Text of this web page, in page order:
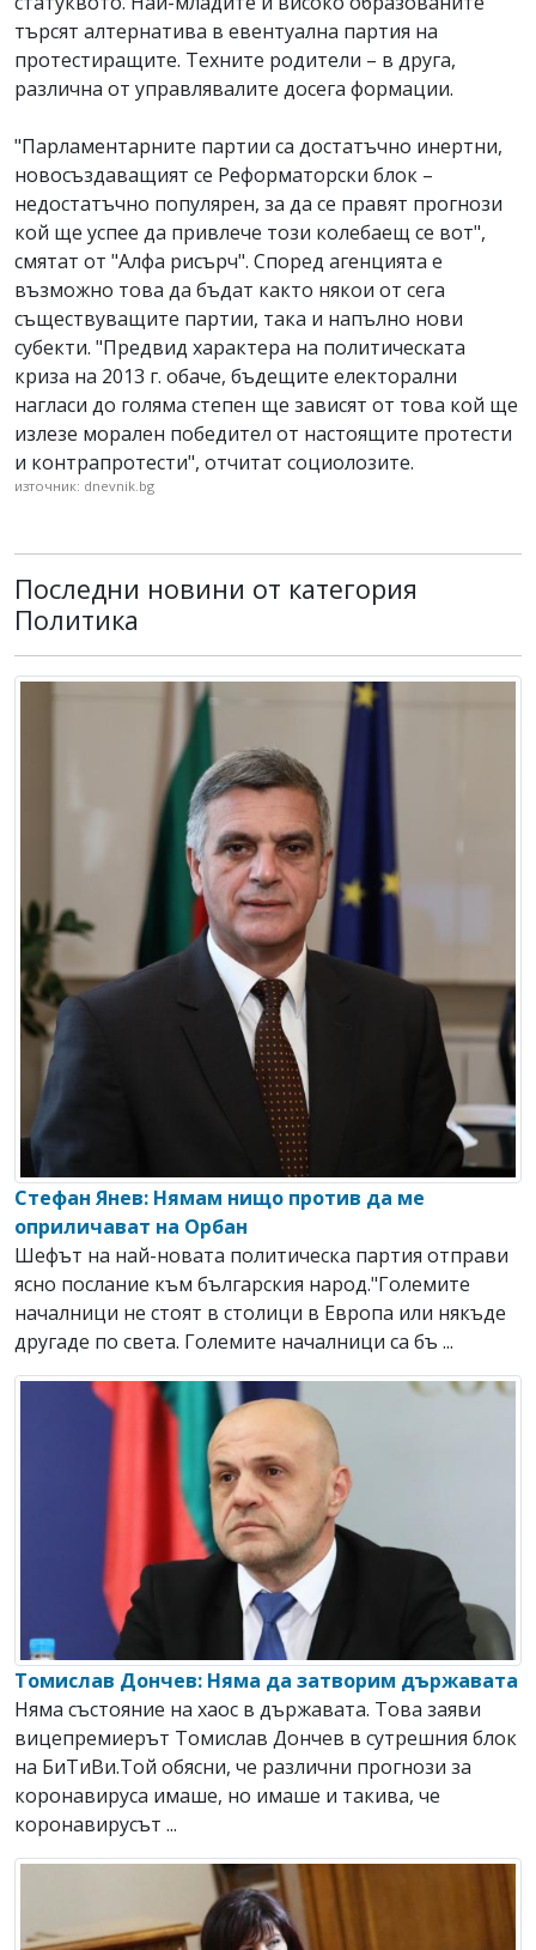
търсят алтернатива в евентуална партия на
протестиращите. Техните родители – в друга,
различна от управлявалите досега формации.
"Парламентарните партии са достатъчно инертни,
новосъздаващият се Реформаторски блок –
недостатъчно популярен, за да се правят прогнози
кой ще успее да привлече този колебаещ се вот",
смятат от "Алфа рисърч". Според агенцията е
възможно това да бъдат както някои от сега
съществуващите партии, така и напълно нови
субекти. "Предвид характера на политическата
криза на 2013 г. обаче, бъдещите електорални
нагласи до голяма степен ще зависят от това кой ще
излезе морален победител от настоящите протести
и контрапротести", отчитат социолозите.
източник: dnevnik.bg
Последни новини от категория
Политика
Стефан Янев: Нямам нищо против да ме
оприличават на Орбан
Шефът на най-новата политическа партия отправи
ясно послание към българския народ."Големите
началници не стоят в столици в Европа или някъде
другаде по света. Големите началници са бъ ...
Томислав Дончев: Няма да затворим държавата
Няма състояние на хаос в държавата. Toва заяви
вицепремиерът Томислав Дончев в сутрешния блок
на БиТиВи.Той обясни, че различни прогнози за
коронавируса имаше, но имаше и такива, че
коронавирусът ...